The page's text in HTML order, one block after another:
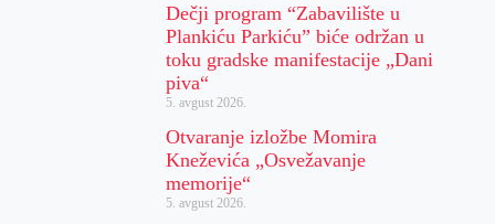
Dečji program “Zabavilište u
Plankiću Parkiću” biće održan u
toku gradske manifestacije „Dani
piva“
5. avgust 2026.
Otvaranje izložbe Momira
Kneževića „Osvežavanje
memorije“
5. avgust 2026.